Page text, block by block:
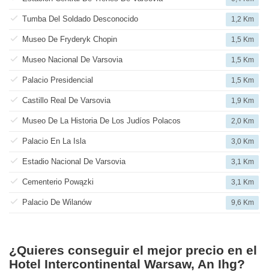
Tumba Del Soldado Desconocido 1,2 Km
Museo De Fryderyk Chopin 1,5 Km
Museo Nacional De Varsovia 1,5 Km
Palacio Presidencial 1,5 Km
Castillo Real De Varsovia 1,9 Km
Museo De La Historia De Los Judíos Polacos 2,0 Km
Palacio En La Isla 3,0 Km
Estadio Nacional De Varsovia 3,1 Km
Cementerio Powązki 3,1 Km
Palacio De Wilanów 9,6 Km
¿Quieres conseguir el mejor precio en el
Hotel Intercontinental Warsaw, An Ihg?